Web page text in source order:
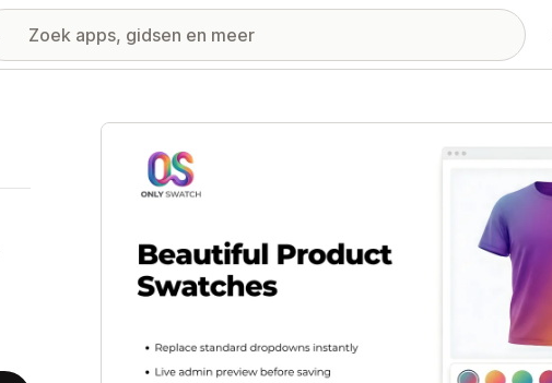
Galerij met uitgelichte afbeeldingen